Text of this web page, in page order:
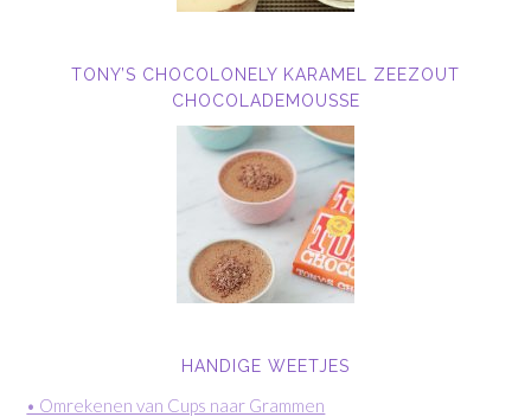
TONY’S CHOCOLONELY KARAMEL ZEEZOUT
CHOCOLADEMOUSSE
HANDIGE WEETJES
• Omrekenen van Cups naar Grammen